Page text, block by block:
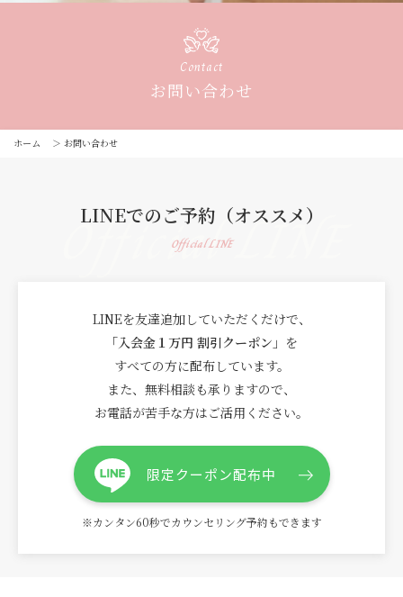
Contact
お問い合わせ
ホーム ＞ お問い合わせ
LINEでのご予約（オススメ）
Official LINE
Official LINE
LINEを友達追加していただくだけで、
「入会金１万円 割引クーポン」 を
すべての方に配布しています。
また、無料相談も承りますので、
お電話が苦手な方はご活用ください。
限定クーポン配布中
※カンタン60秒でカウンセリング予約もできます